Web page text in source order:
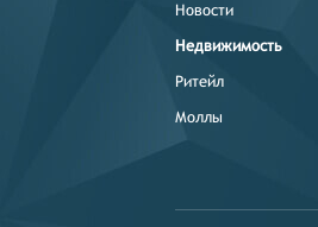
Новости
Недвижимость
Ритейл
Моллы